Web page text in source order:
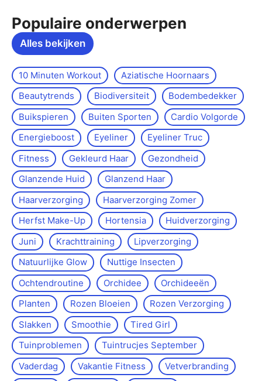
Populaire onderwerpen
Alles bekijken
10 Minuten Workout
Aziatische Hoornaars
Beautytrends
Biodiversiteit
Bodembedekker
Buikspieren
Buiten Sporten
Cardio Volgorde
Energieboost
Eyeliner
Eyeliner Truc
Fitness
Gekleurd Haar
Gezondheid
Glanzende Huid
Glanzend Haar
Haarverzorging
Haarverzorging Zomer
Herfst Make-Up
Hortensia
Huidverzorging
Juni
Krachttraining
Lipverzorging
Natuurlijke Glow
Nuttige Insecten
Ochtendroutine
Orchidee
Orchideeën
Planten
Rozen Bloeien
Rozen Verzorging
Slakken
Smoothie
Tired Girl
Tuinproblemen
Tuintrucjes September
Vaderdag
Vakantie Fitness Vetverbranding